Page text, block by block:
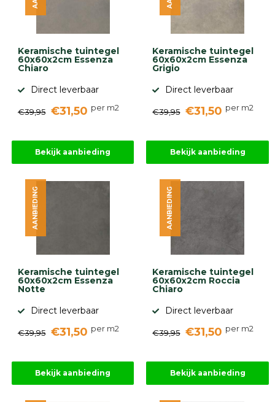
Keramische tuintegel
60x60x2cm Essenza
Chiaro
Direct leverbaar
€39,95 €31,50 per m2
Bekijk aanbieding
Keramische tuintegel
60x60x2cm Essenza
Grigio
Direct leverbaar
€39,95 €31,50 per m2
Bekijk aanbieding
Keramische tuintegel
60x60x2cm Essenza
Notte
Direct leverbaar
€39,95 €31,50 per m2
AANBIEDING
Bekijk aanbieding
Keramische tuintegel
60x60x2cm Roccia
Chiaro
Direct leverbaar
€39,95 €31,50 per m2
AANBIEDING
Bekijk aanbieding